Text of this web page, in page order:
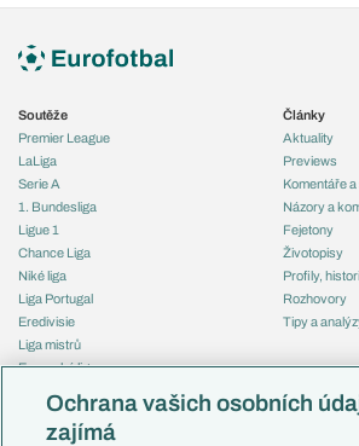
Soutěže
Premier League
LaLiga
Serie A
1. Bundesliga
Ligue 1
Chance Liga
Niké liga
Liga Portugal
Eredivisie
Liga mistrů
Evropská liga
Mistrovství světa
Liga národů
Články
Aktuality
Previews
Komentáře
Názory a
Fejetony
Životopisy
Profily,
Rozhovory
Tipy a
Česko
Ochrana vašich osobních
zajímá